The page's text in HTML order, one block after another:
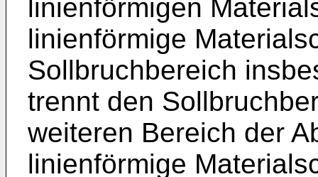
linienförmigen
linienförmige
Sollbruchbereich
trennt den
weiteren Bereich der
linienförmige